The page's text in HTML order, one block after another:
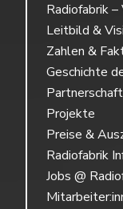
Radiofabrik
Leitbild &
Zahlen &
Geschichte
Projekte
Preise &
Radiofabrik
Jobs @